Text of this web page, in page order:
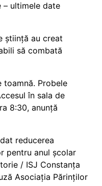
– ultimele date
știință au creat
să combată
toamnă. Probele
în sala de
8:30, anunță
reducerea
pentru anul școlar
/ ISJ Constanța
Asociația Părinților